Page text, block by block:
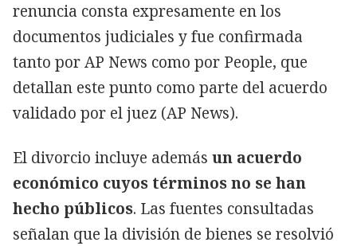
renuncia consta expresamente en los
documentos judiciales y fue confirmada
tanto por AP News como por People, que
detallan este punto como parte del acuerdo
validado por el juez (AP News).
El divorcio incluye además un acuerdo
económico cuyos términos no se han
hecho públicos. Las fuentes consultadas
señalan que la división de bienes se resolvió